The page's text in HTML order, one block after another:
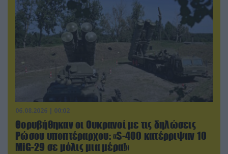
06.08.2026 | 00:02
Θορυβήθηκαν οι Ουκρανοί με τις δηλώσεις
Ρώσου υποπτέραρχου: «S-400 κατέρριψαν 10
MiG-29 σε μόλις μια μέρα!»